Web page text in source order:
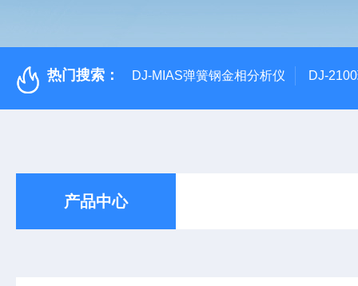
热门搜索： DJ-MIAS弹簧钢金相分析仪 DJ-
产品中心